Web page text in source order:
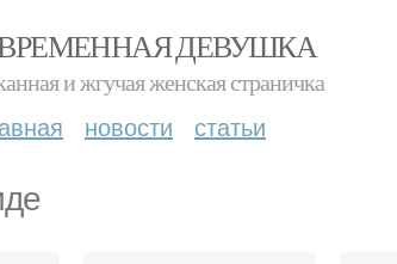
ДЕВУШКА
и жгучая женская страничка
новости статьи